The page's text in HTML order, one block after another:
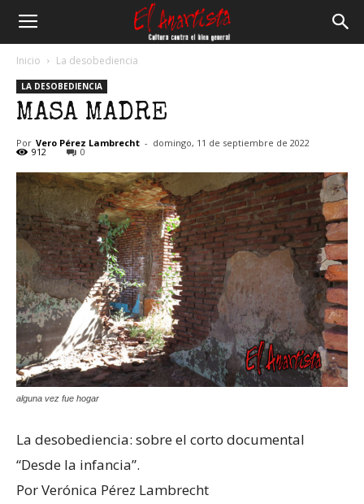
Anartista
Inicio La desobediencia
LA DESOBEDIENCIA
MASA MADRE
Por Vero Pérez Lambrecht - domingo, 11 de septiembre de 2022
912 0
alguna vez fue hogar
La desobediencia: sobre el corto documental
“Desde la infancia”.
Por Verónica Pérez Lambrecht